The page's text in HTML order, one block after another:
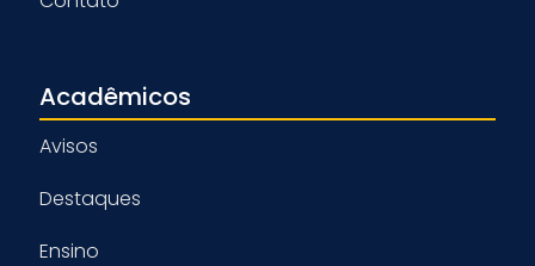
Acadêmicos
Avisos
Destaques
Ensino